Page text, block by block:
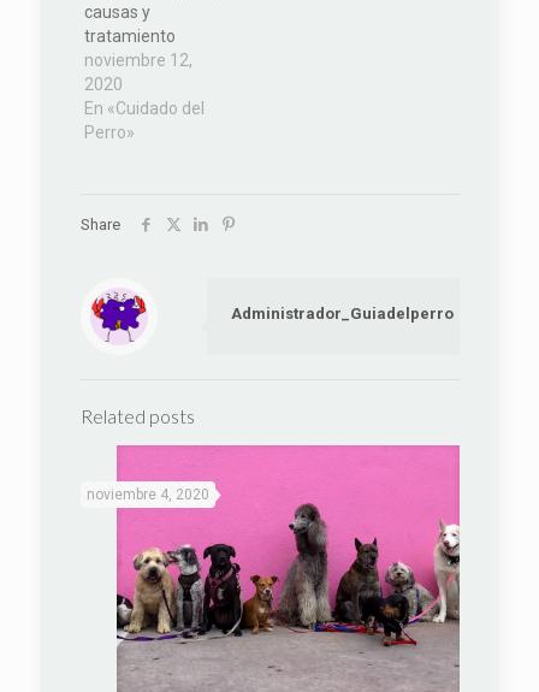
causas y
tratamiento
noviembre 12,
2020
En «Cuidado del
Perro»
Share
Administrador_Guiadelperro
Related posts
noviembre 4, 2020